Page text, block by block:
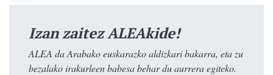
Izan zaitez ALEAkide!
ALEA da Arabako euskarazko aldizkari bakarra, eta zu
bezalako irakurleen babesa behar du aurrera egiteko.